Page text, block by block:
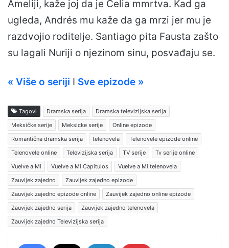
Ameliji, kaže joj da je Celia mmrtva. Kad ga
ugleda, Andrés mu kaže da ga mrzi jer mu je
razdvojio roditelje. Santiago pita Fausta zašto
su lagali Nuriji o njezinom sinu, posvađaju se.
« Više o seriji I Sve epizode »
Tagovi Dramska serija
Dramska televizijska serija
Meksičke serije
Meksicke serije
Online epizode
Romantična dramska serija
telenovela
Telenovele epizode online
Telenovele online
Televizijska serija TV serije
Tv serije online
Vuelve a Mi
Vuelve a Mi Capitulos
Vuelve a Mi telenovela
Zauvijek zajedno
Zauvijek zajedno epizode
Zauvijek zajedno epizode online
Zauvijek zajedno online epizode
Zauvijek zajedno serija
Zauvijek zajedno telenovela
Zauvijek zajedno Televizijska serija